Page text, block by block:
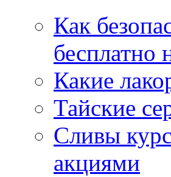
Как
бесплатно
Какие
Тайские
Сливы
акциями